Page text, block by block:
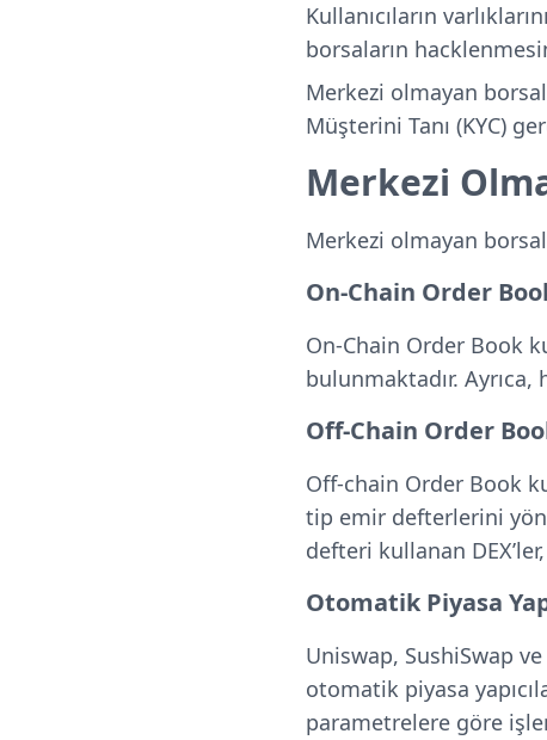
Kullanıcıların
borsaların
Merkezi olmayan
Müşterini Tanı (KYC)
Merkezi
Merkezi olmayan
On-Chain Order
On-Chain Order Book
bulunmaktadır.
Off-Chain Order
Off-chain Order Book
tip emir defterlerini
defteri kullanan
Otomatik Piyasa
Uniswap, SushiSwap
otomatik piyasa
parametrelere göre